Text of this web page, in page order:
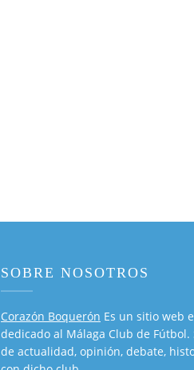
SOBRE NOSOTROS
Corazón Boquerón Es un sitio web
dedicado al Málaga Club de Fútbol.
de actualidad, opinión, debate,